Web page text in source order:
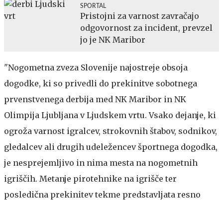
SPORTAL
Pristojni za varnost zavračajo
odgovornost za incident, prevzel
jo je NK Maribor
"Nogometna zveza Slovenije najostreje obsoja
dogodke, ki so privedli do prekinitve sobotnega
prvenstvenega derbija med NK Maribor in NK
Olimpija Ljubljana v Ljudskem vrtu. Vsako dejanje, ki
ogroža varnost igralcev, strokovnih štabov, sodnikov,
gledalcev ali drugih udeležencev športnega dogodka,
je nesprejemljivo in nima mesta na nogometnih
igriščih. Metanje pirotehnike na igrišče ter
posledična prekinitev tekme predstavljata resno